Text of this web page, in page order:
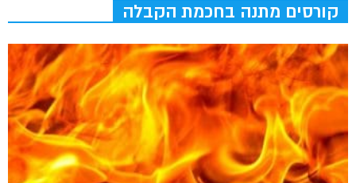
קורסים מתנה בחכמת הקבלה